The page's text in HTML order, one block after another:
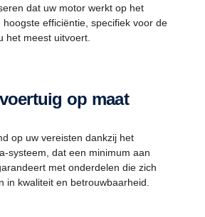
dat uw motor werkt op het
efficiëntie, specifiek voor de
het meest uitvoert.
voertuig op maat
op uw vereisten dankzij het
systeem, dat een minimum aan
met onderdelen die zich
in kwaliteit en betrouwbaarheid.